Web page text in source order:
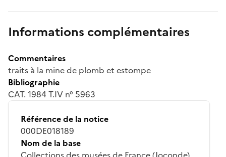
Informations complémentaires
Commentaires
traits à la mine de plomb et estompe
Bibliographie
CAT. 1984 T.IV n° 5963
Référence de la notice
000DE018189
Nom de la base